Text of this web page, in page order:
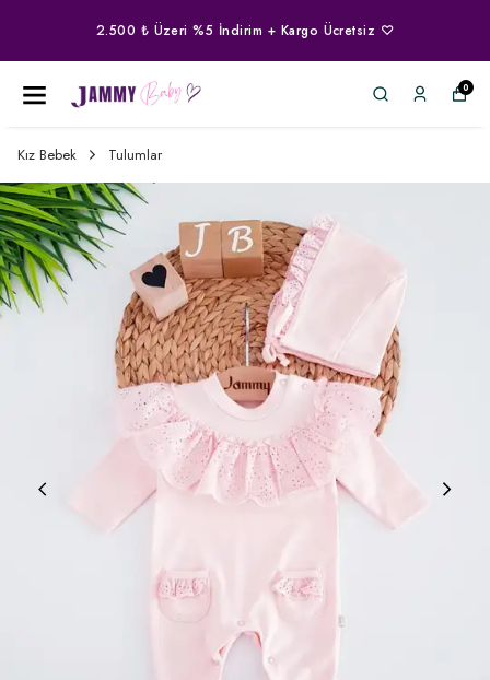
2.500 ₺ Üzeri %5 İndirim + Kargo Ücretsiz ♡
0
Kız Bebek Tulumlar